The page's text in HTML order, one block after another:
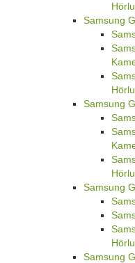
Samsung
Samsung
Samsung
Samsung